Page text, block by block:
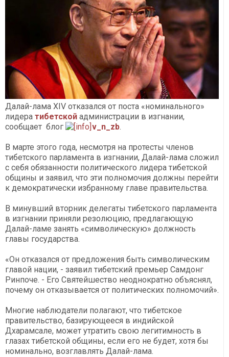
Далай-лама XIV отказался от поста «номинального»
лидера тибетской администрации в изгнании,
сообщает блог
v_n_zb.
В марте этого года, несмотря на протесты членов
тибетского парламента в изгнании, Далай-лама сложил
с себя обязанности политического лидера тибетской
общины и заявил, что эти полномочия должны перейти
к демократически избранному главе правительства.
В минувший вторник делегаты тибетского парламента
в изгнании приняли резолюцию, предлагающую
Далай-ламе занять «символическую» должность
главы государства.
«Он отказался от предложения быть символическим
главой нации, - заявил тибетский премьер Самдонг
Ринпоче. - Его Святейшество неоднократно объяснял,
почему он отказывается от политических полномочий».
Многие наблюдатели полагают, что тибетское
правительство, базирующееся в индийской
Дхарамсале, может утратить свою легитимность в
глазах тибетской общины, если его не будет, хотя бы
номинально, возглавлять Далай-лама.